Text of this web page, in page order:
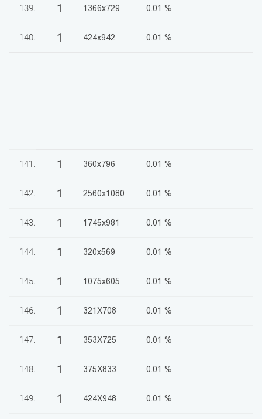
139. 1 1366x729 0.01 %
140. 1 424x942 0.01 %
141. 1 360x796 0.01 %
142. 1 2560x1080 0.01 %
143. 1 1745x981 0.01 %
144. 1 320x569 0.01 %
145. 1 1075x605 0.01 %
146. 1 321X708 0.01 %
147. 1 353X725 0.01 %
148. 1 375X833 0.01 %
149. 1 424X948 0.01 %